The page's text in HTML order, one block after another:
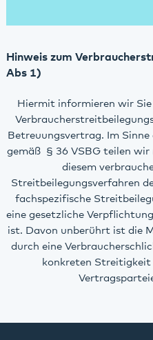
Hinweis zum
Abs 1)
Hiermit informieren wir
Betreuungsvertrag. Im
gemäß § 36 VSBG teilen wir
diesem
Streitbeilegungsverfahren
fachspezifische
eine gesetzliche
ist. Davon unberührt ist die
durch eine
konkreten Streitigkeit